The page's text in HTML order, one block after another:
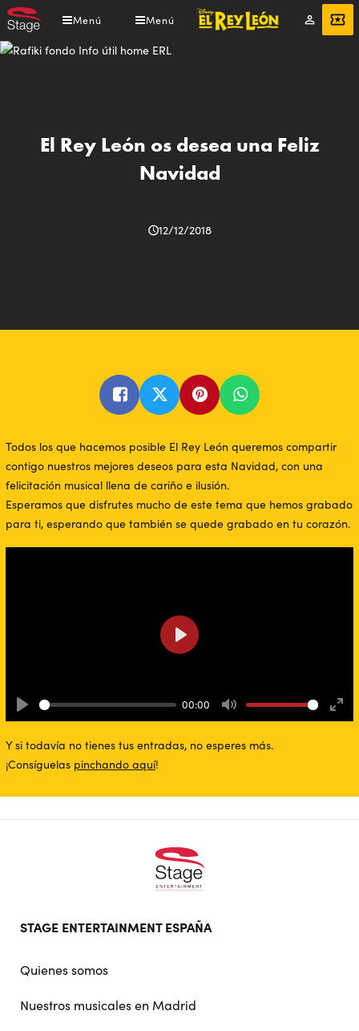
Pasar
al
contenido
Menú Menú
Mi
cuenta
ENTRADAS
El Rey León os desea una Feliz
Navidad
12/12/2018
Todos los que hacemos posible El Rey León queremos compartir
contigo nuestros mejores deseos para esta Navidad, con una
felicitación musical llena de cariño e ilusión.
Esperamos que disfrutes mucho de este tema que hemos grabado
para ti, esperando que también se quede grabado en tu corazón.
Play
00:00
Mute
Play
Y si todavía no tienes tus entradas, no esperes más.
¡Consíguelas pinchando aquí!
doormat
STAGE ENTERTAINMENT ESPAÑA
Quienes somos
Nuestros musicales en Madrid